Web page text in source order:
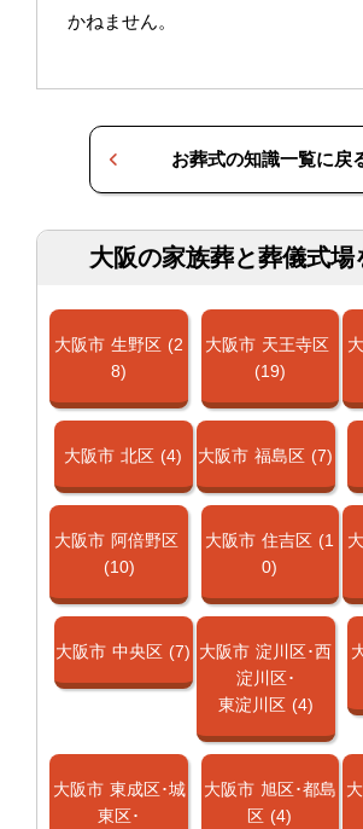
かねません。
お葬式の知識一覧に戻
大阪の家族葬と葬儀式場
大阪市 生野区 (2
8)
大阪市 天王寺区
(19)
大阪市 北区 (4) 大阪市 福島区 (7)
大阪市 阿倍野区
(10)
大阪市 住吉区 (1
0)
大阪市 中央区 (7) 大阪市 淀川区･西
淀川区･
東淀川区 (4)
大阪市 東成区･城
東区･
大阪市 旭区･都島
区 (4)